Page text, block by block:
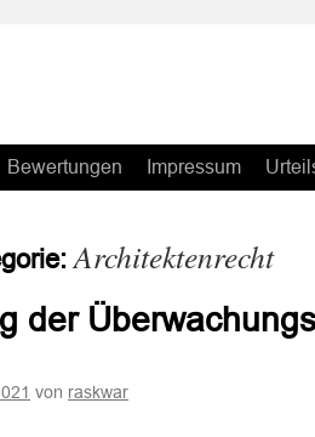
Bewertungen Impressum
Architektenrecht
der
von raskwar